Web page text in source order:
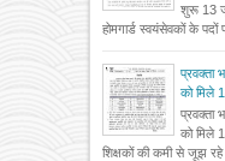
शुरू 13
होमगार्ड स्वयंसेवकों के पदों
प्रवक्ता
को मिले
प्रवक्ता
को मिले
शिक्षकों की कमी से जूझ